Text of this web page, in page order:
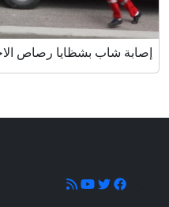
إصابة شاب بشظايا رصاص